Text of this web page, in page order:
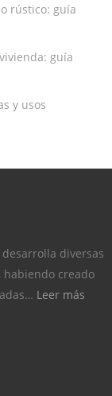
rústico: guía
guía
y usos
desarrolla diversas
creado
Leer más